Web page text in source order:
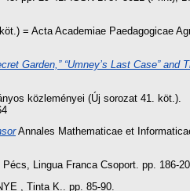
= Acta Academiae Paedagogicae
Garden,” “Umney’s Last Case” and
közleményei (Új sorozat 41. köt.).
Annales Mathematicae et
Lingua Franca Csoport. pp. 186-
, Tinta K.. pp. 85-90.